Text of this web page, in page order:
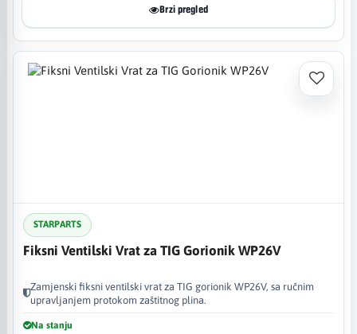
Brzi pregled
STARPARTS
Fiksni Ventilski Vrat za TIG Gorionik WP26V
Zamjenski fiksni ventilski vrat za TIG gorionik WP26V, sa ručnim
upravljanjem protokom zaštitnog plina.
Na stanju